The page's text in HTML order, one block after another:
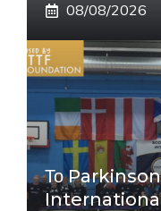
08/08/2026
Το
International